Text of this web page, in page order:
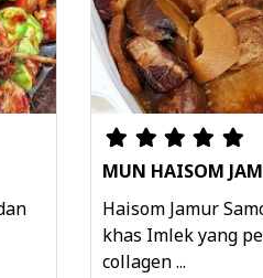
MUN HAISOM
Haisom Jamur
khas Imlek yang
collagen ...